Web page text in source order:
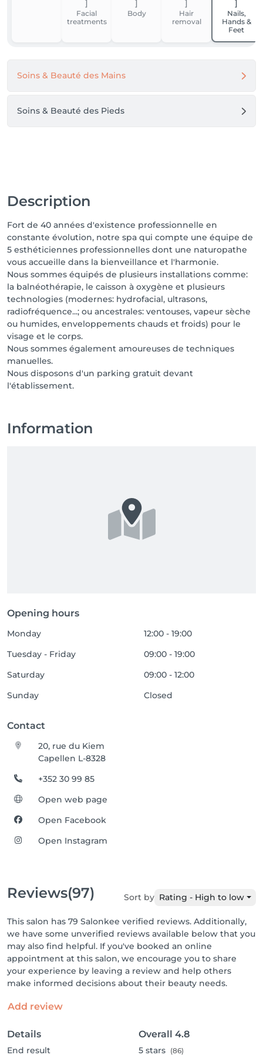
Facial
treatments
Body
Hair
removal
Nails,
Hands &
Feet
Soins & Beauté des Mains
Soins & Beauté des Pieds
Description
Fort de 40 années d'existence professionnelle en
constante évolution, notre spa qui compte une équipe de
5 esthéticiennes professionnelles dont une naturopathe
vous accueille dans la bienveillance et l'harmonie.
Nous sommes équipés de plusieurs installations comme:
la balnéothérapie, le caisson à oxygène et plusieurs
technologies (modernes: hydrofacial, ultrasons,
radiofréquence...; ou ancestrales: ventouses, vapeur sèche
ou humides, enveloppements chauds et froids) pour le
visage et le corps.
Nous sommes également amoureuses de techniques
manuelles.
Nous disposons d'un parking gratuit devant
l'établissement.
Information
Opening hours
Monday
12:00 - 19:00
Tuesday - Friday
09:00 - 19:00
Saturday
09:00 - 12:00
Sunday
Closed
Contact
20, rue du Kiem
Capellen L-8328
+352 30 99 85
Open web page
Open Facebook
Open Instagram
Reviews(97) Sort by Rating - High to low
This salon has 79 Salonkee verified reviews. Additionally,
we have some unverified reviews available below that you
may also find helpful. If you've booked an online
appointment at this salon, we encourage you to share
your experience by leaving a review and help others
make informed decisions about their beauty needs.
Add review
Details
End result
Overall 4.8
5 stars (86)